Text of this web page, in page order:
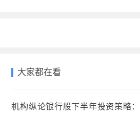
大家都在看
机构纵论银行股下半年投资策略：